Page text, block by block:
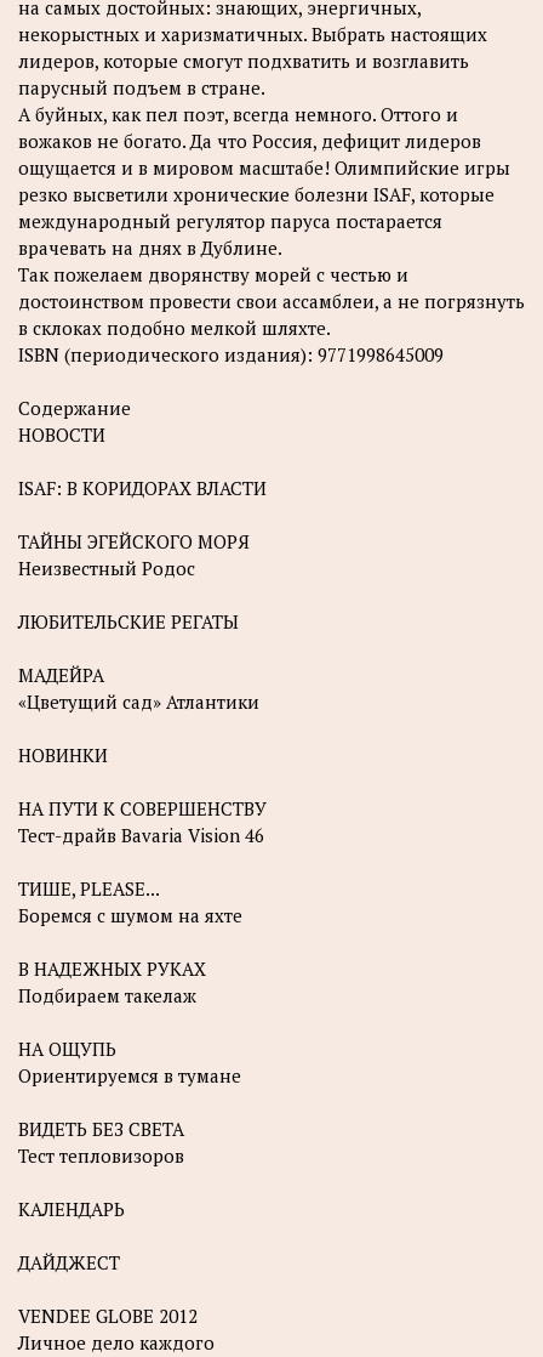
на самых достойных: знающих, энергичных,
некорыстных и харизматичных. Выбрать настоящих
лидеров, которые смогут подхватить и возглавить
парусный подъем в стране.
А буйных, как пел поэт, всегда немного. Оттого и
вожаков не богато. Да что Россия, дефицит лидеров
ощущается и в мировом масштабе! Олимпийские игры
резко высветили хронические болезни ISAF, которые
международный регулятор паруса постарается
врачевать на днях в Дублине.
Так пожелаем дворянству морей с честью и
достоинством провести свои ассамблеи, а не погрязнуть
в склоках подобно мелкой шляхте.
ISBN (периодического издания): 9771998645009
Содержание
НОВОСТИ
ISAF: В КОРИДОРАХ ВЛАСТИ
ТАЙНЫ ЭГЕЙСКОГО МОРЯ
Неизвестный Родос
ЛЮБИТЕЛЬСКИЕ РЕГАТЫ
МАДЕЙРА
«Цветущий сад» Атлантики
НОВИНКИ
НА ПУТИ К СОВЕРШЕНСТВУ
Тест-драйв Bavaria Vision 46
ТИШЕ, PLEASE...
Боремся с шумом на яхте
В НАДЕЖНЫХ РУКАХ
Подбираем такелаж
НА ОЩУПЬ
Ориентируемся в тумане
ВИДЕТЬ БЕЗ СВЕТА
Тест тепловизоров
КАЛЕНДАРЬ
ДАЙДЖЕСТ
VENDEE GLOBE 2012
Личное дело каждого